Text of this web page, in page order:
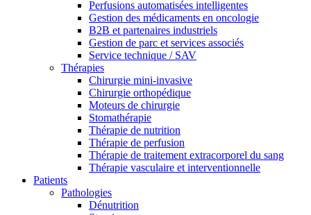
Catalogue de produits
Trouvez le produit que vous recherchez. Visitez le catalogue
de produits B. Braun avec notre portefeuille complet.
Contactez-nous
Perfusions automatisées intelligentes
Gestion des médicaments en oncologie
B2B et partenaires industriels
Gestion de parc et services associés
Service technique / SAV
Thérapies
Chirurgie mini-invasive
Chirurgie orthopédique
Moteurs de chirurgie
Stomathérapie
Thérapie de nutrition
Thérapie de perfusion
Thérapie de traitement extracorporel du sang
Thérapie vasculaire et interventionnelle
Patients
Pathologies
Dénutrition